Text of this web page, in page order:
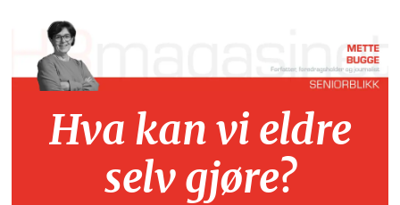
Hva kan vi eldre
selv gjøre?